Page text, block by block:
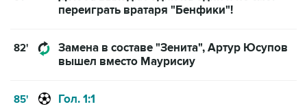
переиграть вратаря "Бенфики"!
82'
Замена в составе "Зенита", Артур Юсупов
вышел вместо Маурисиу
85' Гол. 1:1